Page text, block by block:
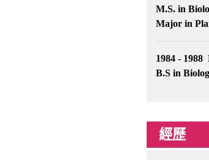
M.S. in
Major in
1984 -
B.S in
經歷